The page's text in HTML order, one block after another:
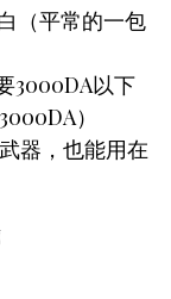
（平常的一包
3000DA以下
）
器，也能用在